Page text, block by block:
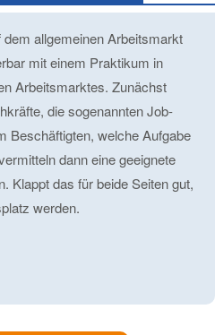
allgemeinen Arbeitsmarkt
mit einem Praktikum in
Arbeitsmarktes. Zunächst
die sogenannten Job-
Beschäftigten, welche Aufgabe
dann eine geeignete
Klappt das für beide Seiten gut,
werden.